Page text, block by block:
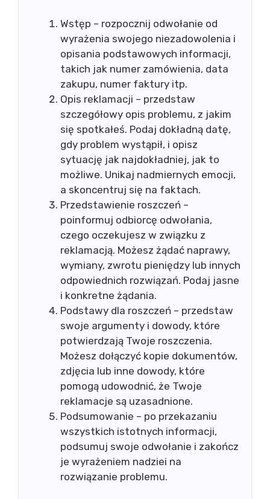
Wstęp – rozpocznij odwołanie od
wyrażenia swojego niezadowolenia i
opisania podstawowych informacji,
takich jak numer zamówienia, data
zakupu, numer faktury itp.
Opis reklamacji – przedstaw
szczegółowy opis problemu, z jakim
się spotkałeś. Podaj dokładną datę,
gdy problem wystąpił, i opisz
sytuację jak najdokładniej, jak to
możliwe. Unikaj nadmiernych emocji,
a skoncentruj się na faktach.
Przedstawienie roszczeń –
poinformuj odbiorcę odwołania,
czego oczekujesz w związku z
reklamacją. Możesz żądać naprawy,
wymiany, zwrotu pieniędzy lub innych
odpowiednich rozwiązań. Podaj jasne
i konkretne żądania.
Podstawy dla roszczeń – przedstaw
swoje argumenty i dowody, które
potwierdzają Twoje roszczenia.
Możesz dołączyć kopie dokumentów,
zdjęcia lub inne dowody, które
pomogą udowodnić, że Twoje
reklamacje są uzasadnione.
Podsumowanie – po przekazaniu
wszystkich istotnych informacji,
podsumuj swoje odwołanie i zakończ
je wyrażeniem nadziei na
rozwiązanie problemu.